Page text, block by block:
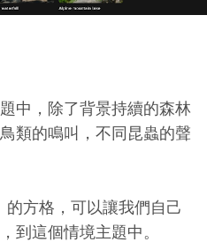
中，除了背景持續的森林
類的鳴叫，不同昆蟲的聲
方格，可以讓我們自己
到這個情境主題中。